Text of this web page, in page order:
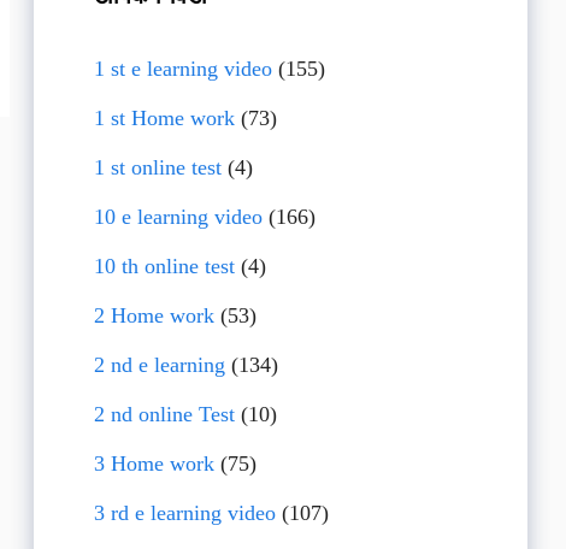
1 st e learning video(155)
1 st Home work(73)
1 st online test(4)
10 e learning video(166)
10 th online test(4)
2 Home work(53)
2 nd e learning (134)
2 nd online Test(10)
3 Home work(75)
3 rd e learning video(107)